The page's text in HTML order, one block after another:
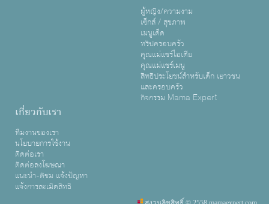
ผู้หญิง/ความงาม
เซ็กส์ / สุขภาพ
เมนูเด็ด
ทริปครอบครัว
คุณแม่แชร์ไอเดีย
คุณแม่แชร์เมนู
สิทธิประโยชน์สำหรับเด็ก เยาวชน
และครอบครัว
กิจกรรม Mama Expert
เกี่ยวกับเรา
ทีมงานของเรา
นโยบายการใช้งาน
ติดต่อเรา
ติดต่อลงโฆษณา
แนะนำ-ติชม แจ้งปัญหา
แจ้งการละเมิดสิทธิ